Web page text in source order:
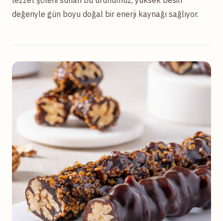
değeriyle gün boyu doğal bir enerji kaynağı sağlıyor.